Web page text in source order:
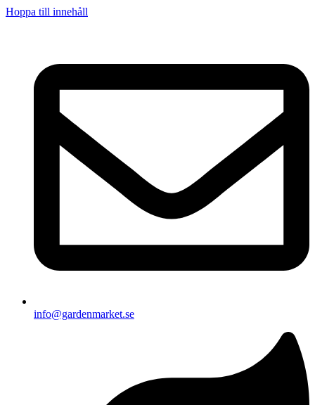
Hoppa till innehåll
info@gardenmarket.se